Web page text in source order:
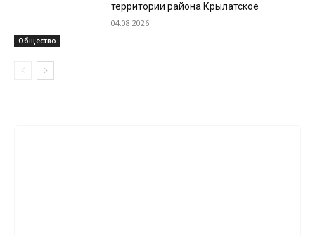
Общество
территории района Крылатское
04.08.2026